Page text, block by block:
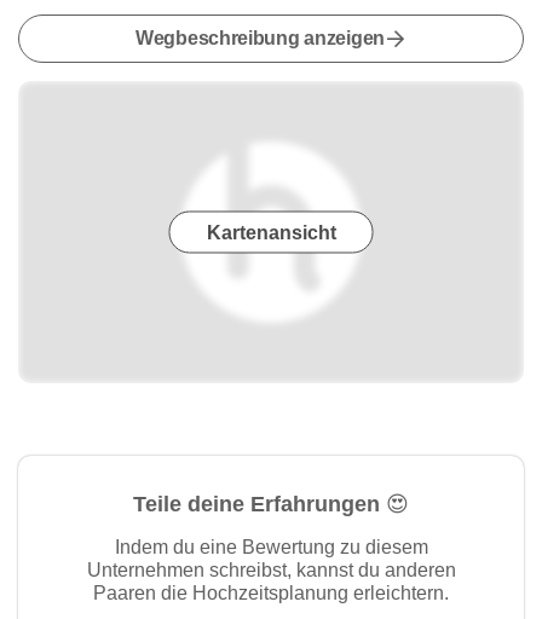
Wegbeschreibung anzeigen
Kartenansicht
Teile deine Erfahrungen 😍
Indem du eine Bewertung zu diesem
Unternehmen schreibst, kannst du anderen
Paaren die Hochzeitsplanung erleichtern.